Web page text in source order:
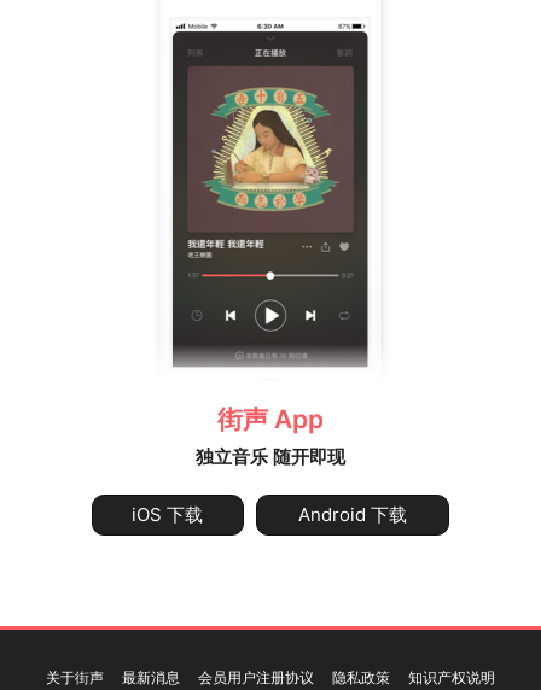
街声 App
独立音乐 随开即现
iOS 下载 Android 下载
关于街声 最新消息 会员用户注册协议 隐私政策 知识产权说明